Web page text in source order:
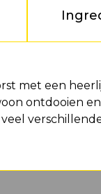
met een
ontdooien